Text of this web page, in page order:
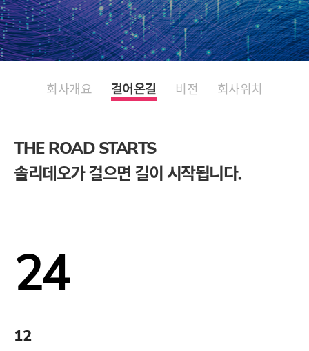
회사개요 걸어온길 비전 회사위치
THE ROAD STARTS
솔리데오가 걸으면 길이 시작됩니다.
24
12